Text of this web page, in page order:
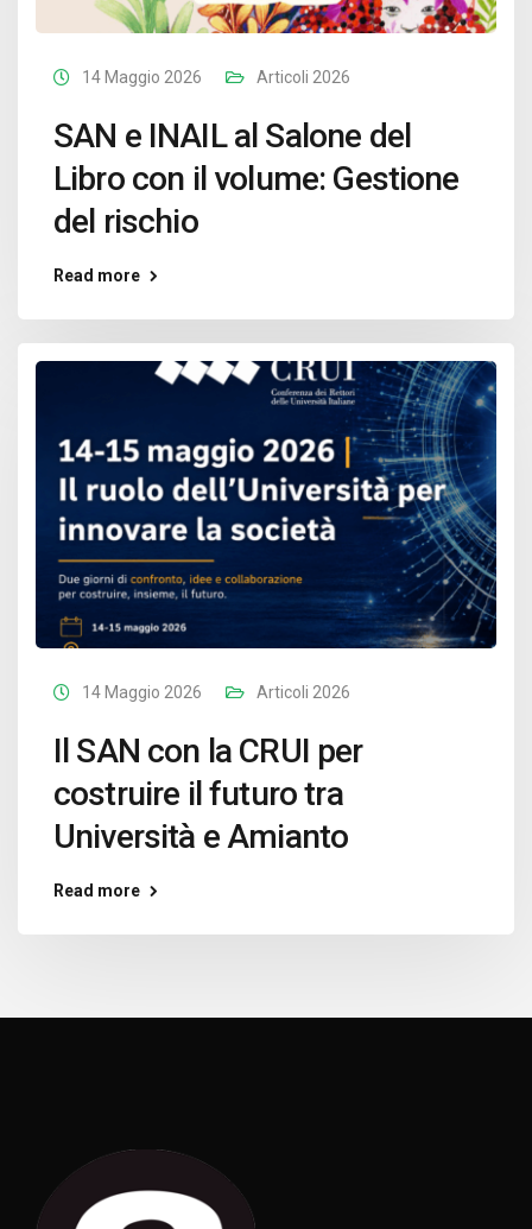
14 Maggio 2026 Articoli 2026
SAN e INAIL al Salone del
Libro con il volume: Gestione
del rischio
Read more
14 Maggio 2026 Articoli 2026
Il SAN con la CRUI per
costruire il futuro tra
Università e Amianto
Read more